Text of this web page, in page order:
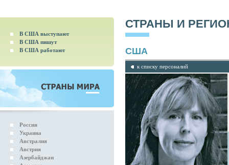
В США выступают
В США пишут
В США работают
Россия
Украина
Австралия
Австрия
Азербайджан
СТРАНЫ И
США
к списку персоналий